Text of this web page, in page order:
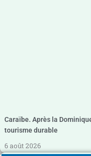
Caraïbe. Après la
tourisme durable
6 août 2026